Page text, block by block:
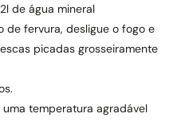
de água mineral
de fervura, desligue o fogo e
picadas grosseiramente
temperatura agradável